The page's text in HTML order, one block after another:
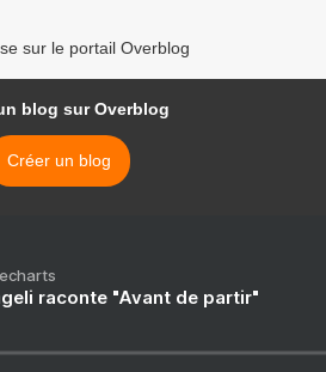
sur le portail Overblog
blog sur Overblog
Créer un blog
raconte "Avant de partir"